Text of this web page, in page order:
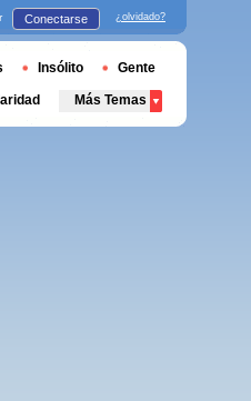
Conectarse ¿olvidado?
Insólito Gente
Más Temas